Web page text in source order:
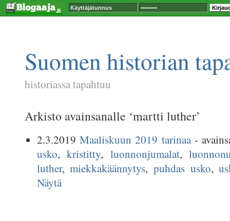
Suomen historian
historiassa tapahtuu
Arkisto avainsanalle ‘martti luther’
2.3.2019 Maaliskuun 2019 tarinaa-
usko, kristitty, luonnonjumalat,
luther,miekkakäännytys, puhdas usko,
Näytä